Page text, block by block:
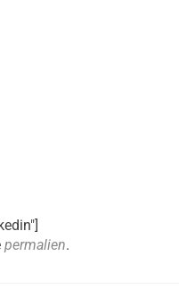
permalien.